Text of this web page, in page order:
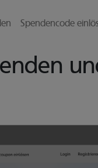
Spendencode